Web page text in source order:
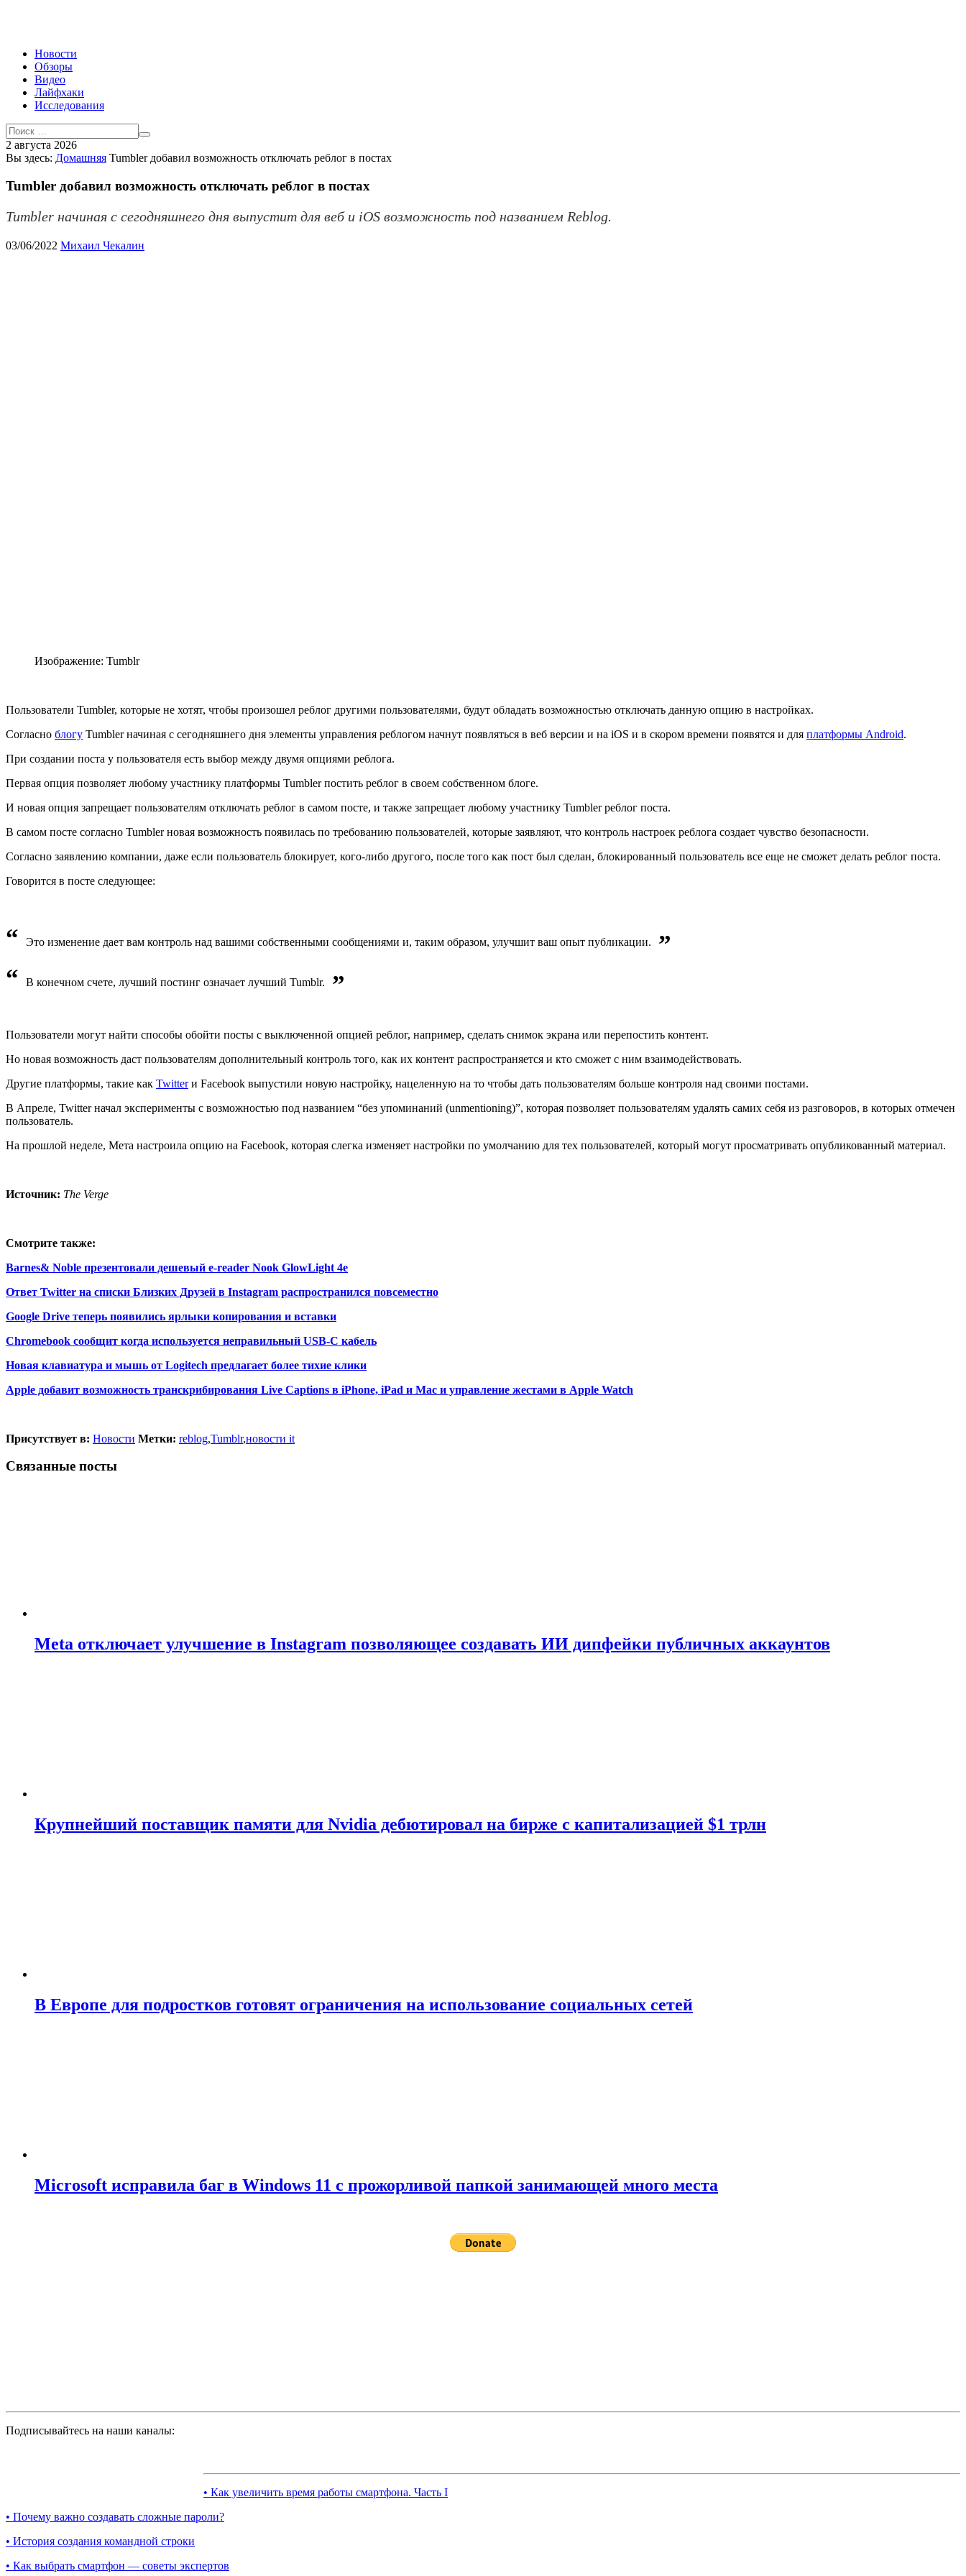
Новости
Обзоры
Видео
Лайфхаки
Исследования
2 августа 2026
Вы здесь: Домашняя Tumbler добавил возможность отключать реблог в постах
Tumbler добавил возможность отключать реблог в постах
Tumbler начиная с сегодняшнего дня выпустит для веб и iOS возможность под названием Reblog.
03/06/2022 Михаил Чекалин
Изображение: Tumblr
Пользователи Tumbler, которые не хотят, чтобы произошел реблог другими пользователями, будут обладать возможностью отключать данную опцию в настройках.
Согласно блогу Tumbler начиная с сегодняшнего дня элементы управления реблогом начнут появляться в веб версии и на iOS и в скором времени появятся и для платформы Android.
При создании поста у пользователя есть выбор между двумя опциями реблога.
Первая опция позволяет любому участнику платформы Tumbler постить реблог в своем собственном блоге.
И новая опция запрещает пользователям отключать реблог в самом посте, и также запрещает любому участнику Tumbler реблог поста.
В самом посте согласно Tumbler новая возможность появилась по требованию пользователей, которые заявляют, что контроль настроек реблога создает чувство безопасности.
Согласно заявлению компании, даже если пользователь блокирует, кого-либо другого, после того как пост был сделан, блокированный пользователь все еще не сможет делать реблог поста.
Говорится в посте следующее:
“ Это изменение дает вам контроль над вашими собственными сообщениями и, таким образом, улучшит ваш опыт публикации.
”
“
В конечном счете, лучший постинг означает лучший Tumblr. ”
Пользователи могут найти способы обойти посты с выключенной опцией реблог, например, сделать снимок экрана или перепостить контент.
Но новая возможность даст пользователям дополнительный контроль того, как их контент распространяется и кто сможет с ним взаимодействовать.
Другие платформы, такие как Twitterи Facebook выпустили новую настройку, нацеленную на то чтобы дать пользователям больше контроля над своими постами.
В Апреле, Twitter начал эксперименты с возможностью под названием “без упоминаний (unmentioning)”, которая позволяет пользователям удалять самих себя из разговоров, в которых отмечен
пользователь.
На прошлой неделе, Мета настроила опцию на Facebook, которая слегка изменяет настройки по умолчанию для тех пользователей, который могут просматривать опубликованный материал.
Источник: The Verge
Смотрите также:
Barnes& Noble презентовали дешевый e-reader Nook GlowLight 4e
Ответ Twitter на списки Близких Друзей в Instagram распространился повсеместно
Google Drive теперь появились ярлыки копирования и вставки
Chromebook сообщит когда используется неправильный USB-C кабель
Новая клавиатура и мышь от Logitech предлагает более тихие клики
Apple добавит возможность транскрибирования Live Captions в iPhone, iPad и Mac и управление жестами в Apple Watch
Присутствует в: Новости Метки: reblog,Tumblr,новости it
Связанные посты
Meta отключает улучшение в Instagram позволяющее создавать ИИ дипфейки публичных аккаунтов
Крупнейший поставщик памяти для Nvidia дебютировал на бирже с капитализацией $1 трлн
В Европе для подростков готовят ограничения на использование социальных сетей
Microsoft исправила баг в Windows 11 с прожорливой папкой занимающей много места
Подписывайтесь на наши каналы:
• Как увеличить время работы смартфона. Часть I
• Почему важно создавать сложные пароли?
• История создания командной строки
• Как выбрать смартфон — советы экспертов